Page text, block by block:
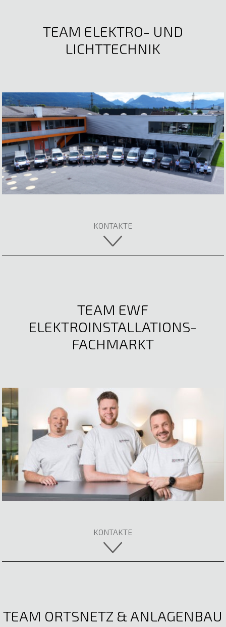
Lea Oberparleiter
Fachberaterin
05522 51722
Rebecca Ertl
Fachberaterin
05522 51722
TEAM ELEKTRO- UND
LICHTTECHNIK
Jona-Elia Irninger
Elektrotechnik
E-Mail anzeigen
KONTAKTE
TEAM EWF
ELEKTROINSTALLATIONS-
FACHMARKT
KONTAKTE
TEAM ORTSNETZ & ANLAGENBAU